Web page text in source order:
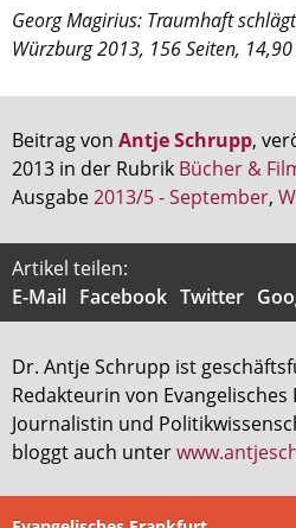
Georg Magirius: Traumhaft
Würzburg 2013, 156 Seiten, 14,90
Beitrag von Antje Schrupp,
2013 in der Rubrik Bücher &
Ausgabe2013/5 - September,
Artikel teilen:
E-Mail Facebook Twitter
Dr. Antje Schrupp ist
Redakteurin von
Journalistin und
bloggt auch unter